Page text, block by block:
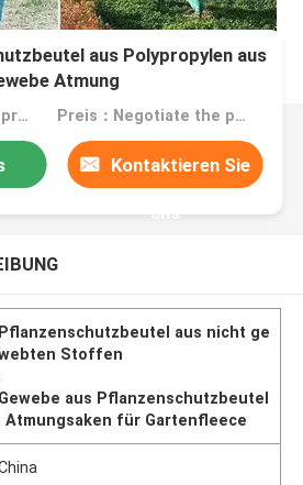
aus Polypropylen aus
Atmung
MOQ：50000 Beutel pro Artikel Preis：Negotiate the price in detail according to the product
Kontaktieren Sie
uns
Pflanzenschutzbeutel aus nicht ge
Stoffen
Gewebe aus Pflanzenschutzbeutel
Atmungsaken für Gartenfleece